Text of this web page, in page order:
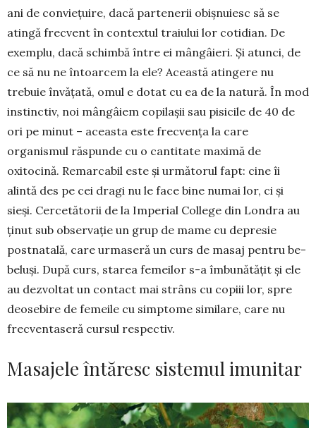
ani de conviețuire, dacă partenerii obiș­nuiesc să se
atingă frecvent în contextul tra­iului lor cotidian. De
exem­plu, dacă schimbă între ei mân­gâieri. Și atunci, de
ce să nu ne întoarcem la ele? Această atingere nu
trebuie învățată, omul e dotat cu ea de la natură. În mod
instinctiv, noi mângâiem copilașii sau pisicile de 40 de
ori pe mi­nut – aceasta este frecvența la care
organismul răs­punde cu o can­ti­tate maximă de
oxitocină. Re­mar­cabil este și ur­mă­torul fapt: cine îi
alintă des pe cei dragi nu le face bine nu­mai lor, ci și
sieși. Cer­ce­tătorii de la Imperial College din Londra au
ținut sub observație un grup de mame cu depresie
post­na­­tală, care urmaseră un curs de masaj pentru be­
beluși. După curs, starea femeilor s-a îmbunătățit și ele
au dezvoltat un contact mai strâns cu copiii lor, spre
deosebire de femeile cu simp­tome simi­lare, care nu
frecventaseră cursul res­pectiv.
Masajele întăresc sistemul imunitar